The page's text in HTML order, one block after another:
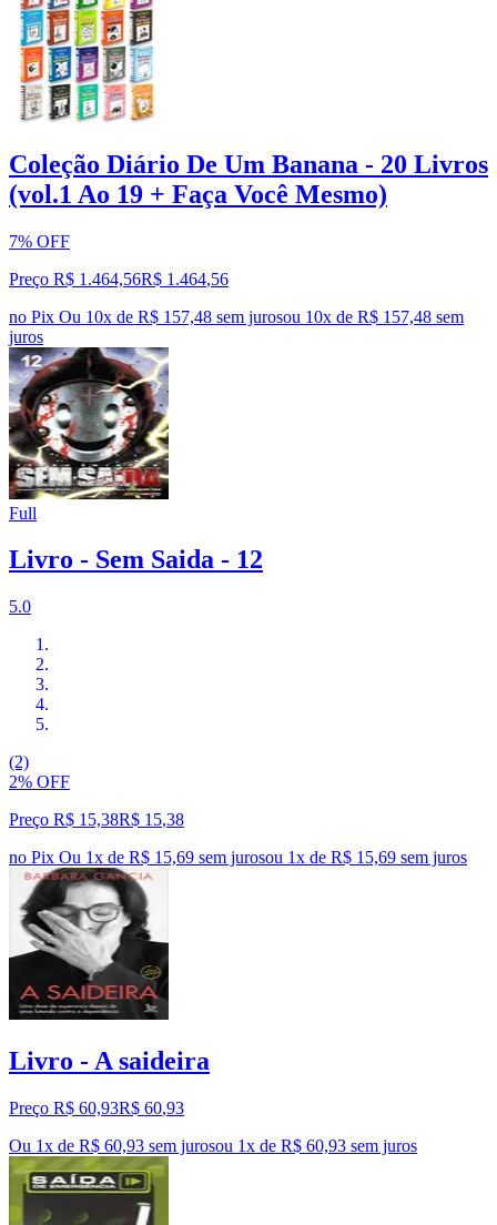
Coleção Diário De Um Banana - 20 Livros
(vol.1 Ao 19 + Faça Você Mesmo)
7% OFF
Preço R$ 1.464,56R$ 1.464,56
no Pix Ou 10x de R$ 157,48 sem jurosou 10x de R$ 157,48 sem
juros
Full
Livro - Sem Saida - 12
5.0
(2)
2% OFF
Preço R$ 15,38R$ 15,38
no Pix Ou 1x de R$ 15,69 sem jurosou 1x de R$ 15,69 sem juros
Livro - A saideira
Preço R$ 60,93R$ 60,93
Ou 1x de R$ 60,93 sem jurosou 1x de R$ 60,93 sem juros